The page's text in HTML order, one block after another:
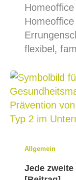
flexibel,
Allgemein
Jede